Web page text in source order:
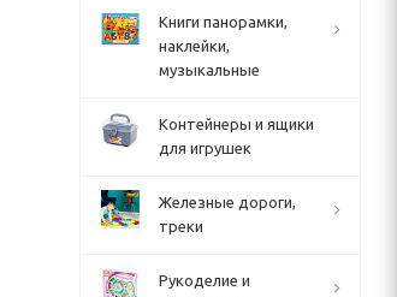
Книги панорамки,
наклейки,
музыкальные
Контейнеры и ящики
для игрушек
Железные дороги,
треки
Рукоделие и